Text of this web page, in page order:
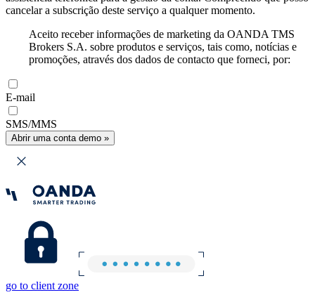
cancelar a subscrição deste serviço a qualquer momento.
Aceito receber informações de marketing da OANDA TMS
Brokers S.A. sobre produtos e serviços, tais como, notícias e
promoções, através dos dados de contacto que forneci, por:
E-mail
SMS/MMS
Abrir uma conta demo »
go to client zone